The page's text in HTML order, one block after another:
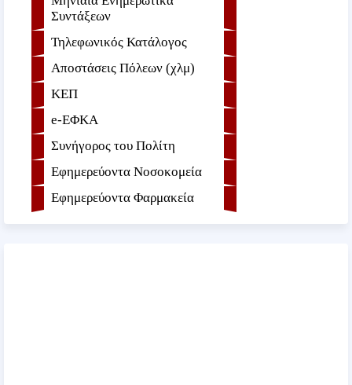
Συντάξεων
Τηλεφωνικός Κατάλογος
Αποστάσεις Πόλεων (χλμ)
ΚΕΠ
e-ΕΦKA
Συνήγορος του Πολίτη
Εφημερεύοντα Νοσοκομεία
Εφημερεύοντα Φαρμακεία